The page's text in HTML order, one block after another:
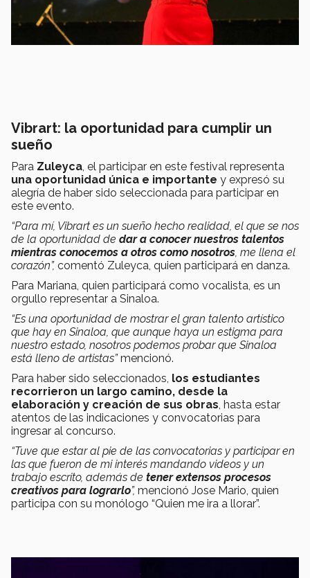
Vibrart: la oportunidad para cumplir un
sueño
Para Zuleyca, el participar en este festival representa
una oportunidad única e importante y expresó su
alegría de haber sido seleccionada para participar en
este evento.
“Para mí, Vibrart es un sueño hecho realidad, el que se nos
de la oportunidad de dar a conocer nuestros talentos
mientras conocemos a otros como nosotros, me llena el
corazón”, comentó Zuleyca, quien participará en danza.
Para Mariana, quien participará como vocalista, es un
orgullo representar a Sinaloa.
“Es una oportunidad de mostrar el gran talento artístico
que hay en Sinaloa, que aunque haya un estigma para
nuestro estado, nosotros podemos probar que Sinaloa
está lleno de artistas”mencionó.
Para haber sido seleccionados, los estudiantes
recorrieron un largo camino, desde la
elaboración y creación de sus obras, hasta estar
atentos de las indicaciones y convocatorias para
ingresar al concurso.
“Tuve que estar al pie de las convocatorias y participar en
las que fueron de mi interés mandando videos y un
trabajo escrito, además de tener extensos procesos
creativos para lograrlo”, mencionó Jose Mario, quien
participa con su monólogo “Quien me ira a llorar”.